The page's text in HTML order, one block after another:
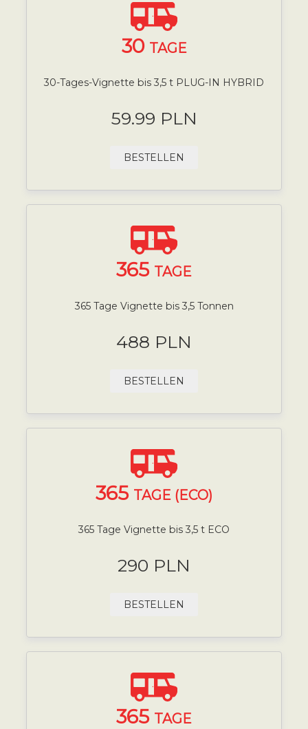
30 TAGE
30-Tages-Vignette bis 3,5 t PLUG-IN HYBRID
59.99 PLN
BESTELLEN
365 TAGE
365 Tage Vignette bis 3,5 Tonnen
488 PLN
BESTELLEN
365 TAGE (ECO)
365 Tage Vignette bis 3,5 t ECO
290 PLN
BESTELLEN
365 TAGE